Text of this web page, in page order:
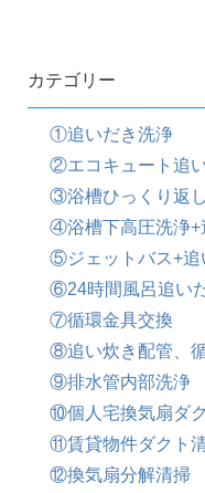
カテゴリー
①追いだき洗浄
②エコキュート追
③浴槽ひっくり返
④浴槽下高圧洗浄+
⑤ジェットバス+追
⑥24時間風呂追い
⑦循環金具交換
⑧追い炊き配管、
⑨排水管内部洗浄
⑩個人宅換気扇ダ
⑪賃貸物件ダクト
⑫換気扇分解清掃